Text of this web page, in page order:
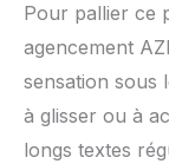
Pour pallier ce
agencement
sensation sous
à glisser ou à
longs textes